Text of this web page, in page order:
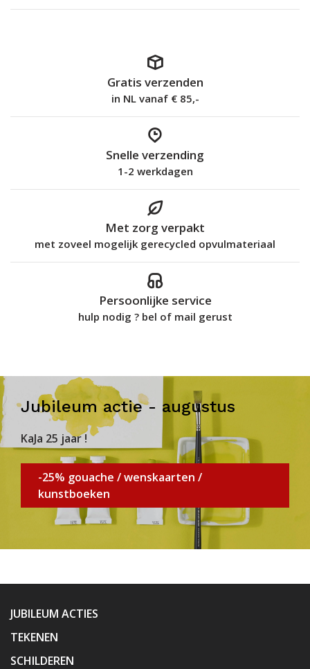
Gratis verzenden
in NL vanaf € 85,-
Snelle verzending
1-2 werkdagen
Met zorg verpakt
met zoveel mogelijk gerecycled opvulmateriaal
Persoonlijke service
hulp nodig ? bel of mail gerust
Jubileum actie - augustus
KaJa 25 jaar !
-25% gouache / wenskaarten /
kunstboeken
JUBILEUM ACTIES
TEKENEN
SCHILDEREN